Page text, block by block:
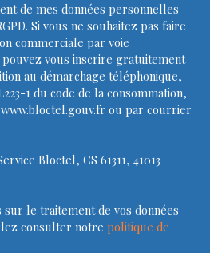
de mes données personnelles
Si vous ne souhaitez pas faire
commerciale par voie
vous inscrire gratuitement
au démarchage téléphonique,
1 du code de la consommation,
ou par courrier
Bloctel, CS 61311, 41013
le traitement de vos données
consulter notre politique de